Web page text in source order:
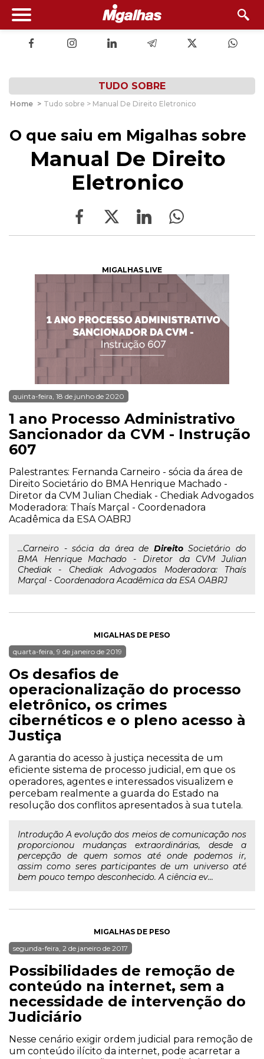
TUDO SOBRE
Home > Tudo sobre > Manual De Direito Eletronico
O que saiu em Migalhas sobre
Manual De Direito
Eletronico
MIGALHAS LIVE
quinta-feira, 18 de junho de 2020
1 ano Processo Administrativo
Sancionador da CVM - Instrução
607
Palestrantes: Fernanda Carneiro - sócia da área de
Direito Societário do BMA Henrique Machado -
Diretor da CVM Julian Chediak - Chediak Advogados
Moderadora: Thaís Marçal - Coordenadora
Acadêmica da ESA OABRJ
...Carneiro - sócia da área de DireitoSocietário do
BMA Henrique Machado - Diretor da CVM Julian
Chediak - Chediak Advogados Moderadora: Thaís
Marçal - Coordenadora Acadêmica da ESA OABRJ
MIGALHAS DE PESO
quarta-feira, 9 de janeiro de 2019
Os desafios de
operacionalização do processo
eletrônico, os crimes
cibernéticos e o pleno acesso à
Justiça
A garantia do acesso à justiça necessita de um
eficiente sistema de processo judicial, em que os
operadores, agentes e interessados visualizem e
percebam realmente a guarda do Estado na
resolução dos conflitos apresentados à sua tutela.
Introdução A evolução dos meios de comunicação nos
proporcionou mudanças extraordinárias, desde a
percepção de quem somos até onde podemos ir,
assim como seres participantes de um universo até
bem pouco tempo desconhecido. A ciência ev...
MIGALHAS DE PESO
segunda-feira, 2 de janeiro de 2017
Possibilidades de remoção de
conteúdo na internet, sem a
necessidade de intervenção do
Judiciário
Nesse cenário exigir ordem judicial para remoção de
um conteúdo ilícito da internet, pode acarretar a